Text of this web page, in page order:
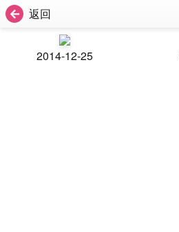
返回
2014-12-25